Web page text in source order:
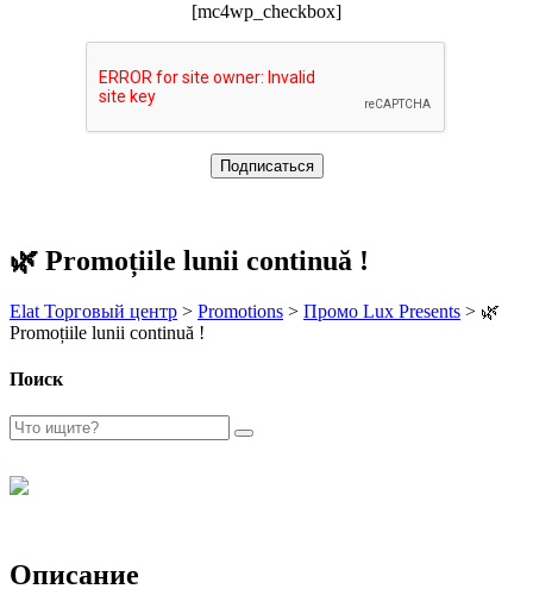
[mc4wp_checkbox]
🌿 Promoțiile lunii continuă !
Elat Торговый центр > Promotions > Промо Lux Presents > 🌿
Promoțiile lunii continuă !
Поиск
Описание